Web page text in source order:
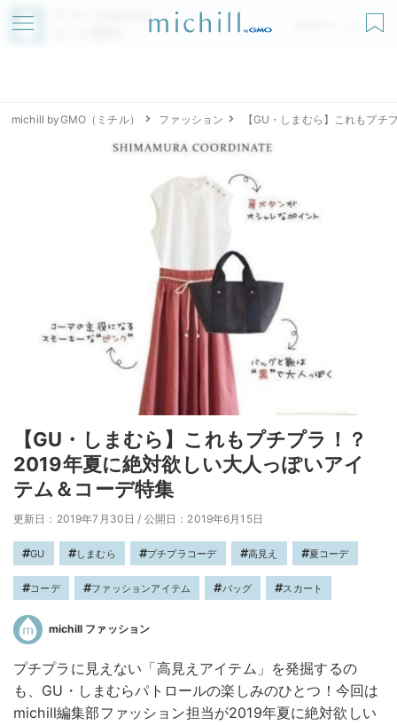
アプリでmichillが
無料ダウンロード
michill byGMO（ミチル） ファッション 【GU・しまむら】これもプ
【GU・しまむら】これもプチプラ！？
2019年夏に絶対欲しい大人っぽいアイ
テム＆コーデ特集
更新日：2019年7月30日 / 公開日：2019年6月15日
GU しまむら プチプラコーデ 高見え 夏コーデ
コーデ ファッションアイテム バッグ スカート
michill ファッション
プチプラに見えない「高見えアイテム」を発掘するの
も、GU・しまむらパトロールの楽しみのひとつ！今回は
michill編集部ファッション担当が2019年夏に絶対欲しい